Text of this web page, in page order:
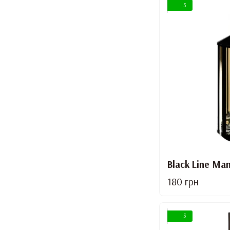
3
Black Line
180 грн
3